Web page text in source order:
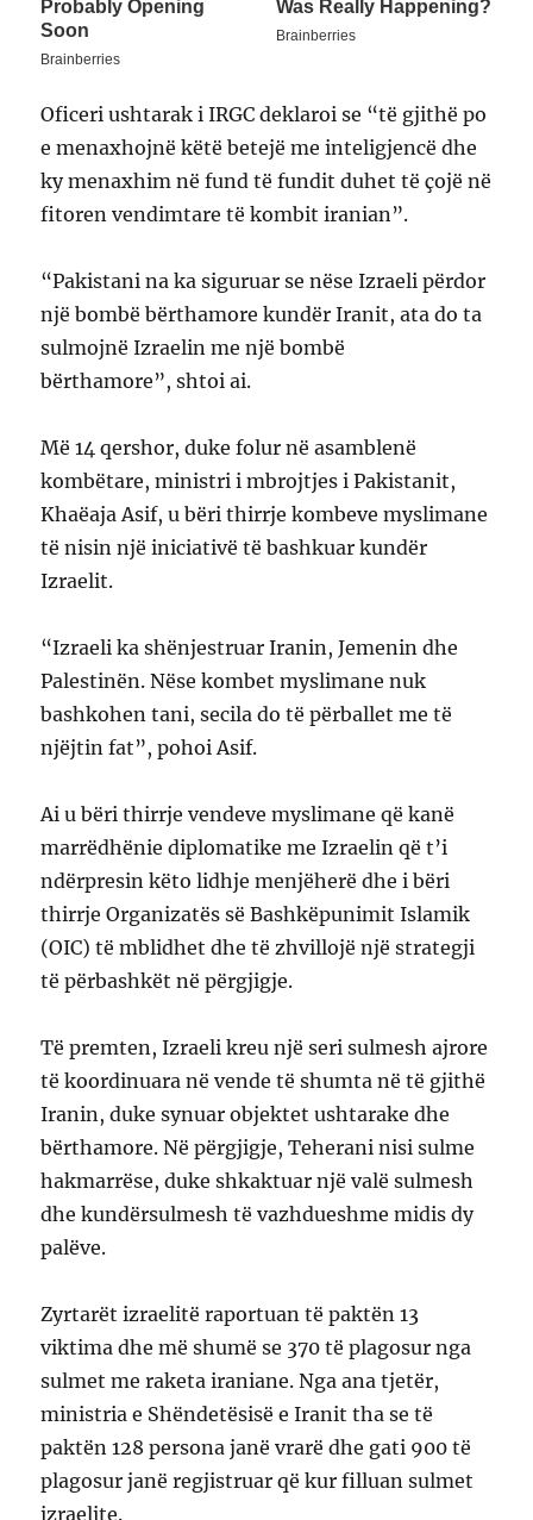
Oficeri ushtarak i IRGC deklaroi se “të gjithë po
e menaxhojnë këtë betejë me inteligjencë dhe
ky menaxhim në fund të fundit duhet të çojë në
fitoren vendimtare të kombit iranian”.
“Pakistani na ka siguruar se nëse Izraeli përdor
një bombë bërthamore kundër Iranit, ata do ta
sulmojnë Izraelin me një bombë
bërthamore”, shtoi ai.
Më 14 qershor, duke folur në asamblenë
kombëtare, ministri i mbrojtjes i Pakistanit,
Khaëaja Asif, u bëri thirrje kombeve myslimane
të nisin një iniciativë të bashkuar kundër
Izraelit.
“Izraeli ka shënjestruar Iranin, Jemenin dhe
Palestinën. Nëse kombet myslimane nuk
bashkohen tani, secila do të përballet me të
njëjtin fat”, pohoi Asif.
Ai u bëri thirrje vendeve myslimane që kanë
marrëdhënie diplomatike me Izraelin që t’i
ndërpresin këto lidhje menjëherë dhe i bëri
thirrje Organizatës së Bashkëpunimit Islamik
(OIC) të mblidhet dhe të zhvillojë një strategji
të përbashkët në përgjigje.
Të premten, Izraeli kreu një seri sulmesh ajrore
të koordinuara në vende të shumta në të gjithë
Iranin, duke synuar objektet ushtarake dhe
bërthamore. Në përgjigje, Teherani nisi sulme
hakmarrëse, duke shkaktuar një valë sulmesh
dhe kundërsulmesh të vazhdueshme midis dy
palëve.
Zyrtarët izraelitë raportuan të paktën 13
viktima dhe më shumë se 370 të plagosur nga
sulmet me raketa iraniane. Nga ana tjetër,
ministria e Shëndetësisë e Iranit tha se të
paktën 128 persona janë vrarë dhe gati 900 të
plagosur janë regjistruar që kur filluan sulmet
izraelite.